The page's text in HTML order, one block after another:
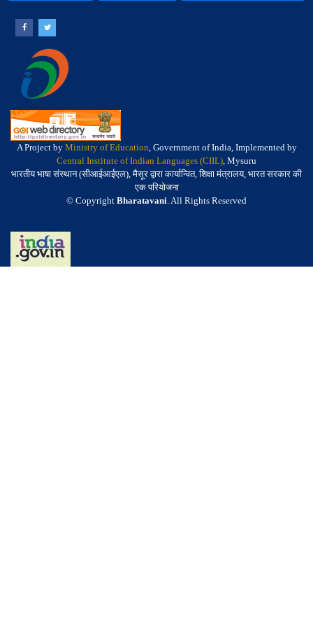
A Project by Ministry of Education, Government of India, Implemented by
Central Institute of Indian Languages (CIIL), Mysuru
भारतीय भाषा संस्थान (सीआईआईएल), मैसूर द्वारा कार्यान्वित, शिक्षा मंत्रालय, भारत सरकार की
एक परियोजना
© Copyright Bharatavani. All Rights Reserved